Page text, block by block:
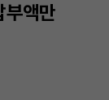
부액만